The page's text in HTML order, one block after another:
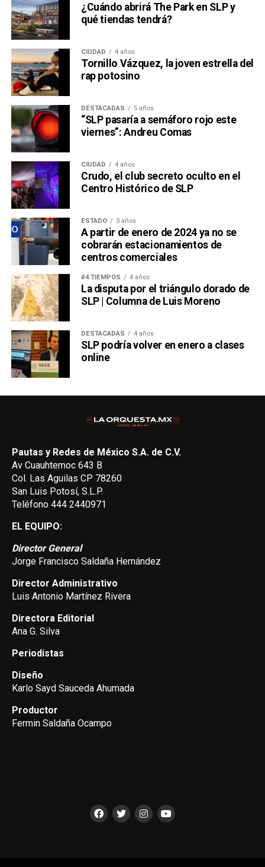
¿Cuándo abrirá The Park en SLP y
qué tiendas tendrá?
CIUDAD 4 años
Tornillo Vázquez, la joven estrella del
rap potosino
DESTACADAS 5 años
“SLP pasaría a semáforo rojo este
viernes”: Andreu Comas
CIUDAD 4 años
Crudo, el club secreto oculto en el
Centro Histórico de SLP
ESTADO 3 años
A partir de enero de 2024 ya no se
cobrarán estacionamientos de
centros comerciales
#4 TIEMPOS 4 años
La disputa por el triángulo dorado de
SLP | Columna de Luis Moreno
DESTACADAS 4 años
SLP podría volver en enero a clases
online
Pautas y Redes de México S.A. de C.V.
Av Cuauhtemoc 643 B
Col. Las Aguilas CP 78260
San Luis Potosí, S.L.P.
Teléfono 444 2440971
EL EQUIPO:
Director General
Jorge Francisco Saldaña Hernández
Director Administrativo
Luis Antonio Martínez Rivera
Directora Editorial
Ana G. Silva
Periodistas
Diseño
Karlo Sayd Sauceda Ahumada
Productor
Fermin Saldaña Ocampo